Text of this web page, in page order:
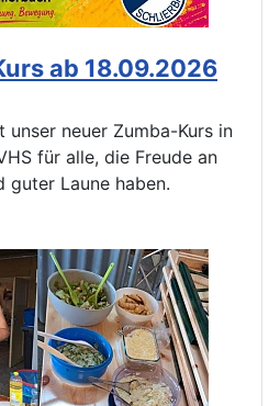
ab 18.09.2026
neuer Zumba-Kurs in
für alle, die Freude an
guter Laune haben.